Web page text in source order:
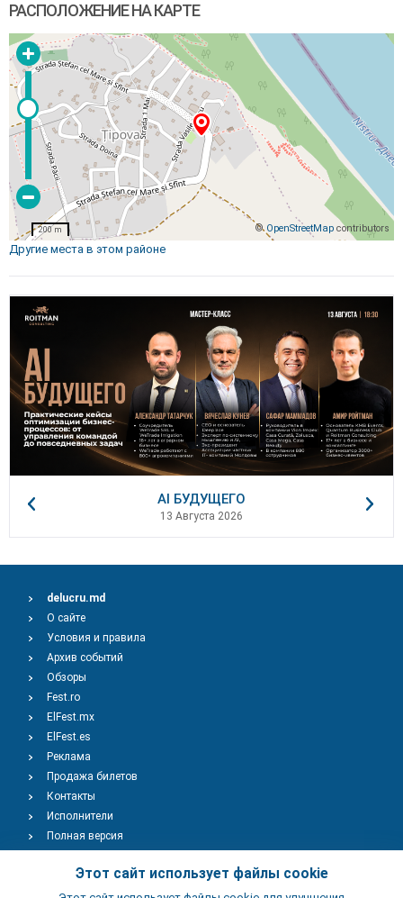
РАСПОЛОЖЕНИЕ НА КАРТЕ
© OpenStreetMap contributors
200 m
Другие места в этом районе
AI БУДУЩЕГО
13 Августа 2026
Этот сайт использует файлы cookie
delucru.md
О сайте
Условия и правила
Архив событий
Обзоры
Fest.ro
ElFest.mx
ElFest.es
Реклама
Продажа билетов
Контакты
Исполнители
Полная версия